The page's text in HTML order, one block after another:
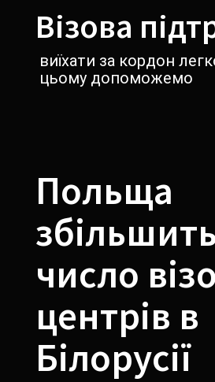
содержимомуВізова
виїхати за кордон
цьому допоможемо
Польща
збільшить
число
центрів в
Білорусії